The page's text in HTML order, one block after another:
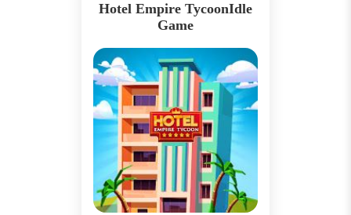
Hotel Empire TycoonIdle
Game